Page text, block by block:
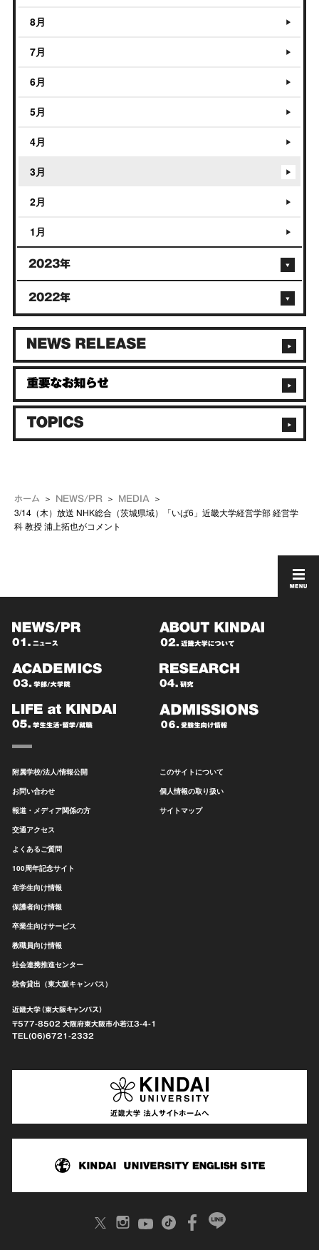
ホーム NEWS/PR MEDIA
3/14（木）放送 NHK総合（茨城県域）「いば6」近畿大学経営学部 経営学
科 教授 浦上拓也がコメント
8月
7月
6月
5月
4月
3月
2月
1月
2023年
2022年
附属学校/法人/情報公開
お問い合わせ
報道・メディア関係の方
交通アクセス
よくあるご質問
100周年記念サイト
在学生向け情報
保護者向け情報
卒業生向けサービス
教職員向け情報
社会連携推進センター
校舎貸出（東大阪キャンパス）
このサイトについて
個人情報の取り扱い
サイトマップ
近畿大学（東大阪キャンパス）
〒577-8502 大阪府東大阪市小若江3-4-1
TEL(06)6721-2332